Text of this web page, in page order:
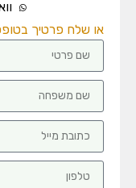
וואצאפ 052-
או שלח פרטיך בטופס